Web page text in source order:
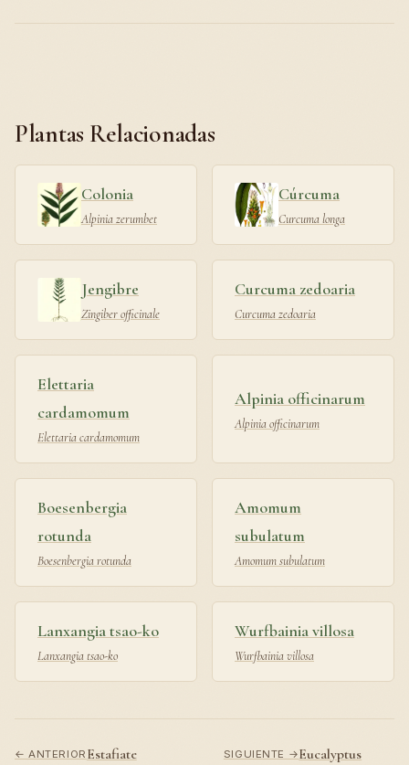
Plantas Relacionadas
Colonia
Alpinia zerumbet
Cúrcuma
Curcuma longa
Jengibre
Zingiber officinale
Curcuma zedoaria
Curcuma zedoaria
Elettaria
cardamomum
Elettaria cardamomum
Alpinia officinarum
Alpinia officinarum
Boesenbergia
rotunda
Boesenbergia rotunda
Amomum
subulatum
Amomum subulatum
Lanxangia tsao-ko
Lanxangia tsao-ko
Wurfbainia villosa
Wurfbainia villosa
← ANTERIOREstafiate SIGUIENTE →Eucalyptus